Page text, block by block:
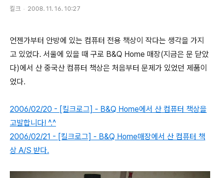
킬크 2008. 11. 16. 10:27
언젠가부터 안방에 있는 컴퓨터 전용 책상이 작다는 생각을 가지
고 있었다. 서울에 있을 때 구로 B&Q Home 매장(지금은 문 닫았
다)에서 산 중국산 컴퓨터 책상은 처음부터 문제가 있었던 제품이
었다.
2006/02/20 - [킬크로그] - B&Q Home에서 산 컴퓨터 책상을
고발합니다! ^.^
2006/02/21 - [킬크로그] - B&Q Home매장에서 산 컴퓨터 책
상 A/S 받다.